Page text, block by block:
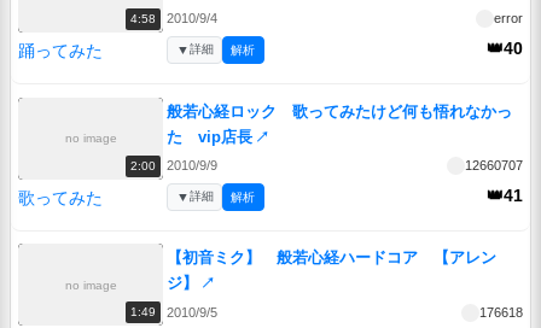
4:58 2010/9/4 error
踊ってみた 👑40
▼詳細 解析
no image
2:00
般若心経ロック 歌ってみたけど何も悟れなかっ
た vip店長 ↗
2010/9/9 12660707
歌ってみた 👑41
▼詳細 解析
no image
1:49
【初音ミク】 般若心経ハードコア 【アレン
ジ】
↗
2010/9/5 176618